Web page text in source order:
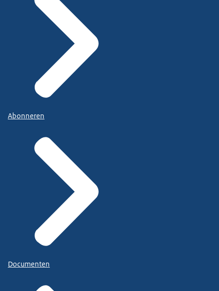
Abonneren
Documenten